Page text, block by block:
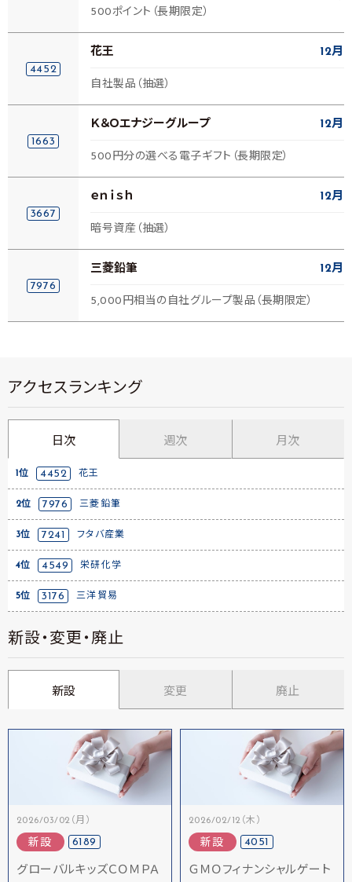
500ポイント（長期限定）
4452
花王 12月
自社製品（抽選）
1663
Ｋ＆Ｏエナジーグループ 12月
500円分の選べる電子ギフト（長期限定）
3667
ｅｎｉｓｈ 12月
暗号資産（抽選）
7976
三菱鉛筆 12月
5,000円相当の自社グループ製品（長期限定）
アクセスランキング
日次 週次 月次
1位 4452 花王
2位 7976 三菱鉛筆
3位 7241 フタバ産業
4位 4549 栄研化学
5位 3176 三洋貿易
新設・変更・廃止
新設 変更 廃止
2026/03/02（月）
新設 6189
グローバルキッズＣＯＭＰＡ
2026/02/12（木）
新設 4051
ＧＭＯフィナンシャルゲート